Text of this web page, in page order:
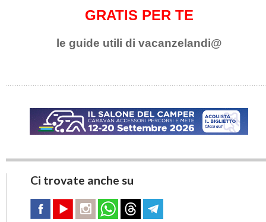
GRATIS PER TE
le guide utili di vacanzelandi@
Ci trovate anche su